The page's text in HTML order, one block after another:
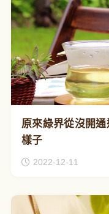
原來綠界從沒開通
樣子
2022-12-11